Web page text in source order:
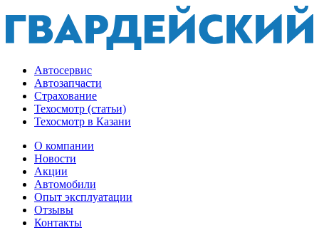
Автосервис
Автозапчасти
Страхование
Техосмотр (статьи)
Техосмотр в Казани
О компании
Новости
Акции
Автомобили
Опыт эксплуатации
Отзывы
Контакты